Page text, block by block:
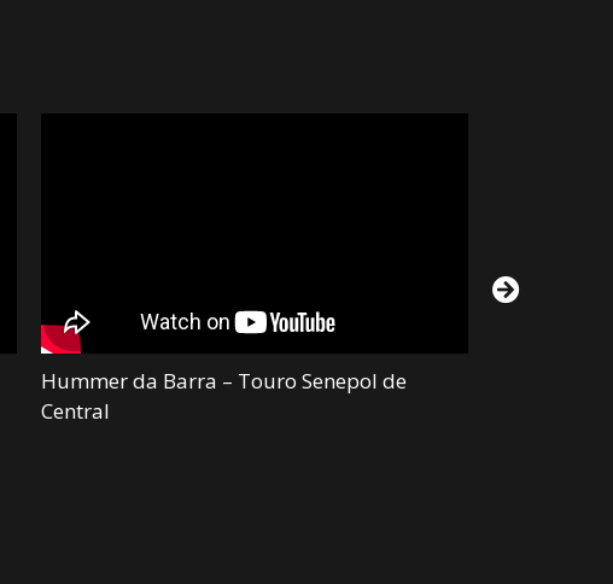
Hummer da Barra – Touro Senepol de
Central